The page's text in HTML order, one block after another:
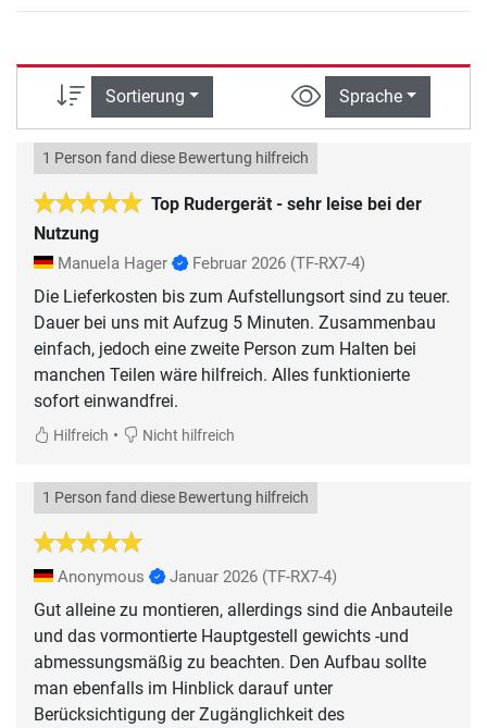
Sortierung Sprache
Top Rudergerät - sehr leise bei der
Nutzung
1 Person fand diese Bewertung hilfreich
Manuela Hager Februar 2026 (TF-RX7-4)
Die Lieferkosten bis zum Aufstellungsort sind zu teuer.
Dauer bei uns mit Aufzug 5 Minuten. Zusammenbau
einfach, jedoch eine zweite Person zum Halten bei
manchen Teilen wäre hilfreich. Alles funktionierte
sofort einwandfrei.
Hilfreich • Nicht hilfreich
1 Person fand diese Bewertung hilfreich
Anonymous Januar 2026 (TF-RX7-4)
Gut alleine zu montieren, allerdings sind die Anbauteile
und das vormontierte Hauptgestell gewichts -und
abmessungsmäßig zu beachten. Den Aufbau sollte
man ebenfalls im Hinblick darauf unter
Berücksichtigung der Zugänglichkeit des